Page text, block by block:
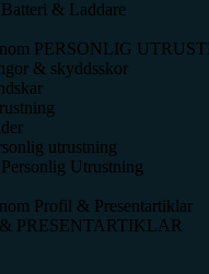
& Laddare
PERSONLIG
& skyddsskor
utrustning
Utrustning
Profil & Presentartiklar
PRESENTARTIKLAR